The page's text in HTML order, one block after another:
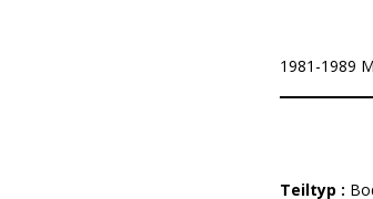
1981-1989
Teiltyp :